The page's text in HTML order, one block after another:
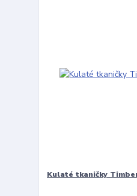
Kulaté tkaničky